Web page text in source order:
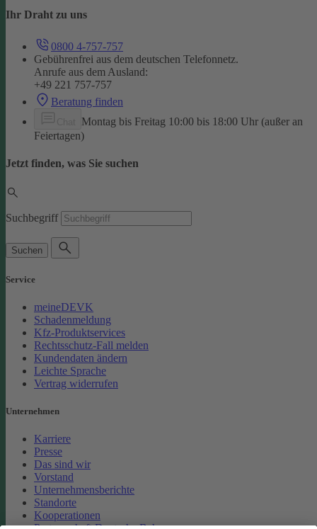
Ihr Draht zu uns
0800 4-757-757
Gebührenfrei aus dem deutschen Telefonnetz.
Anrufe aus dem Ausland:
+49 221 757-757
Beratung finden
Montag bis Freitag 10:00 bis 18:00 Uhr (außer an
Feiertagen)
Jetzt finden, was Sie suchen
Suchbegriff
Suchen
Service
meineDEVK
Schadenmeldung
Kfz-Produktservices
Rechtsschutz-Fall melden
Kundendaten ändern
Leichte Sprache
Vertrag widerrufen
Unternehmen
Karriere
Presse
Das sind wir
Vorstand
Unternehmensberichte
Standorte
Kooperationen